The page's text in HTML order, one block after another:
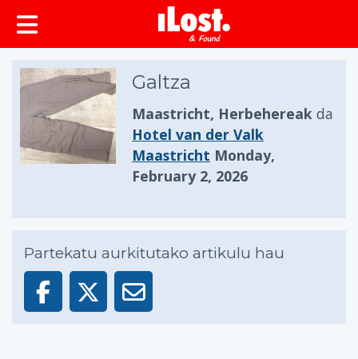
Galtza
Maastricht, Herbehereak da
Hotel van der Valk
Maastricht Monday,
February 2, 2026
Partekatu aurkitutako artikulu hau